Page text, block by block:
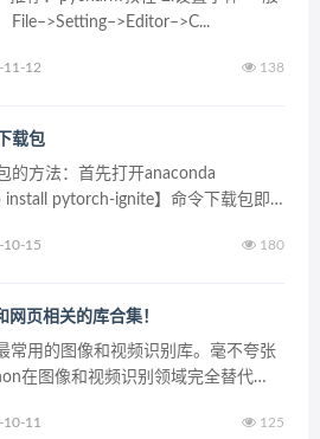
12 138
载包
的方法：首先打开anaconda
pytorch-ignite】命令下载包即
15 180
页相关的库合集！
常用的图像和视频识别库。毫不夸张
在图像和视频识别领域完全替代
11 125